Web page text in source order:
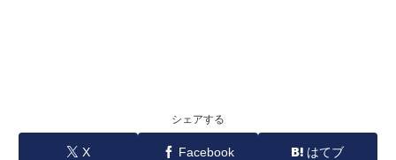
シェアする
X Facebook はてブ